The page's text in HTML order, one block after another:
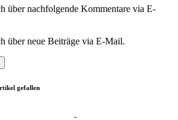
über nachfolgende Kommentare via E-
über neue Beiträge via E-Mail.
gefallen